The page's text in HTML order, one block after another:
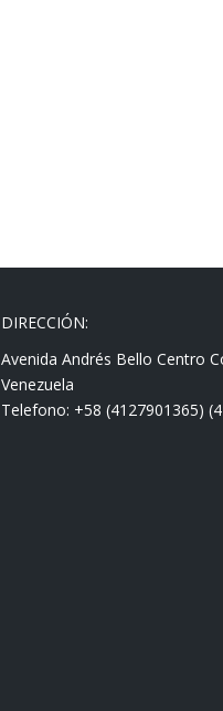
DIRECCIÓN:
Avenida Andrés Bello Centro
Venezuela
Telefono: +58 (4127901365)